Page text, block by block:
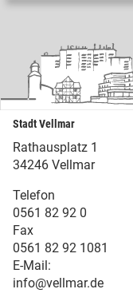
Stadt Vellmar
Rathausplatz 1
34246 Vellmar
Telefon
0561 82 92 0
Fax
0561 82 92 1081
E-Mail:
info@vellmar.de